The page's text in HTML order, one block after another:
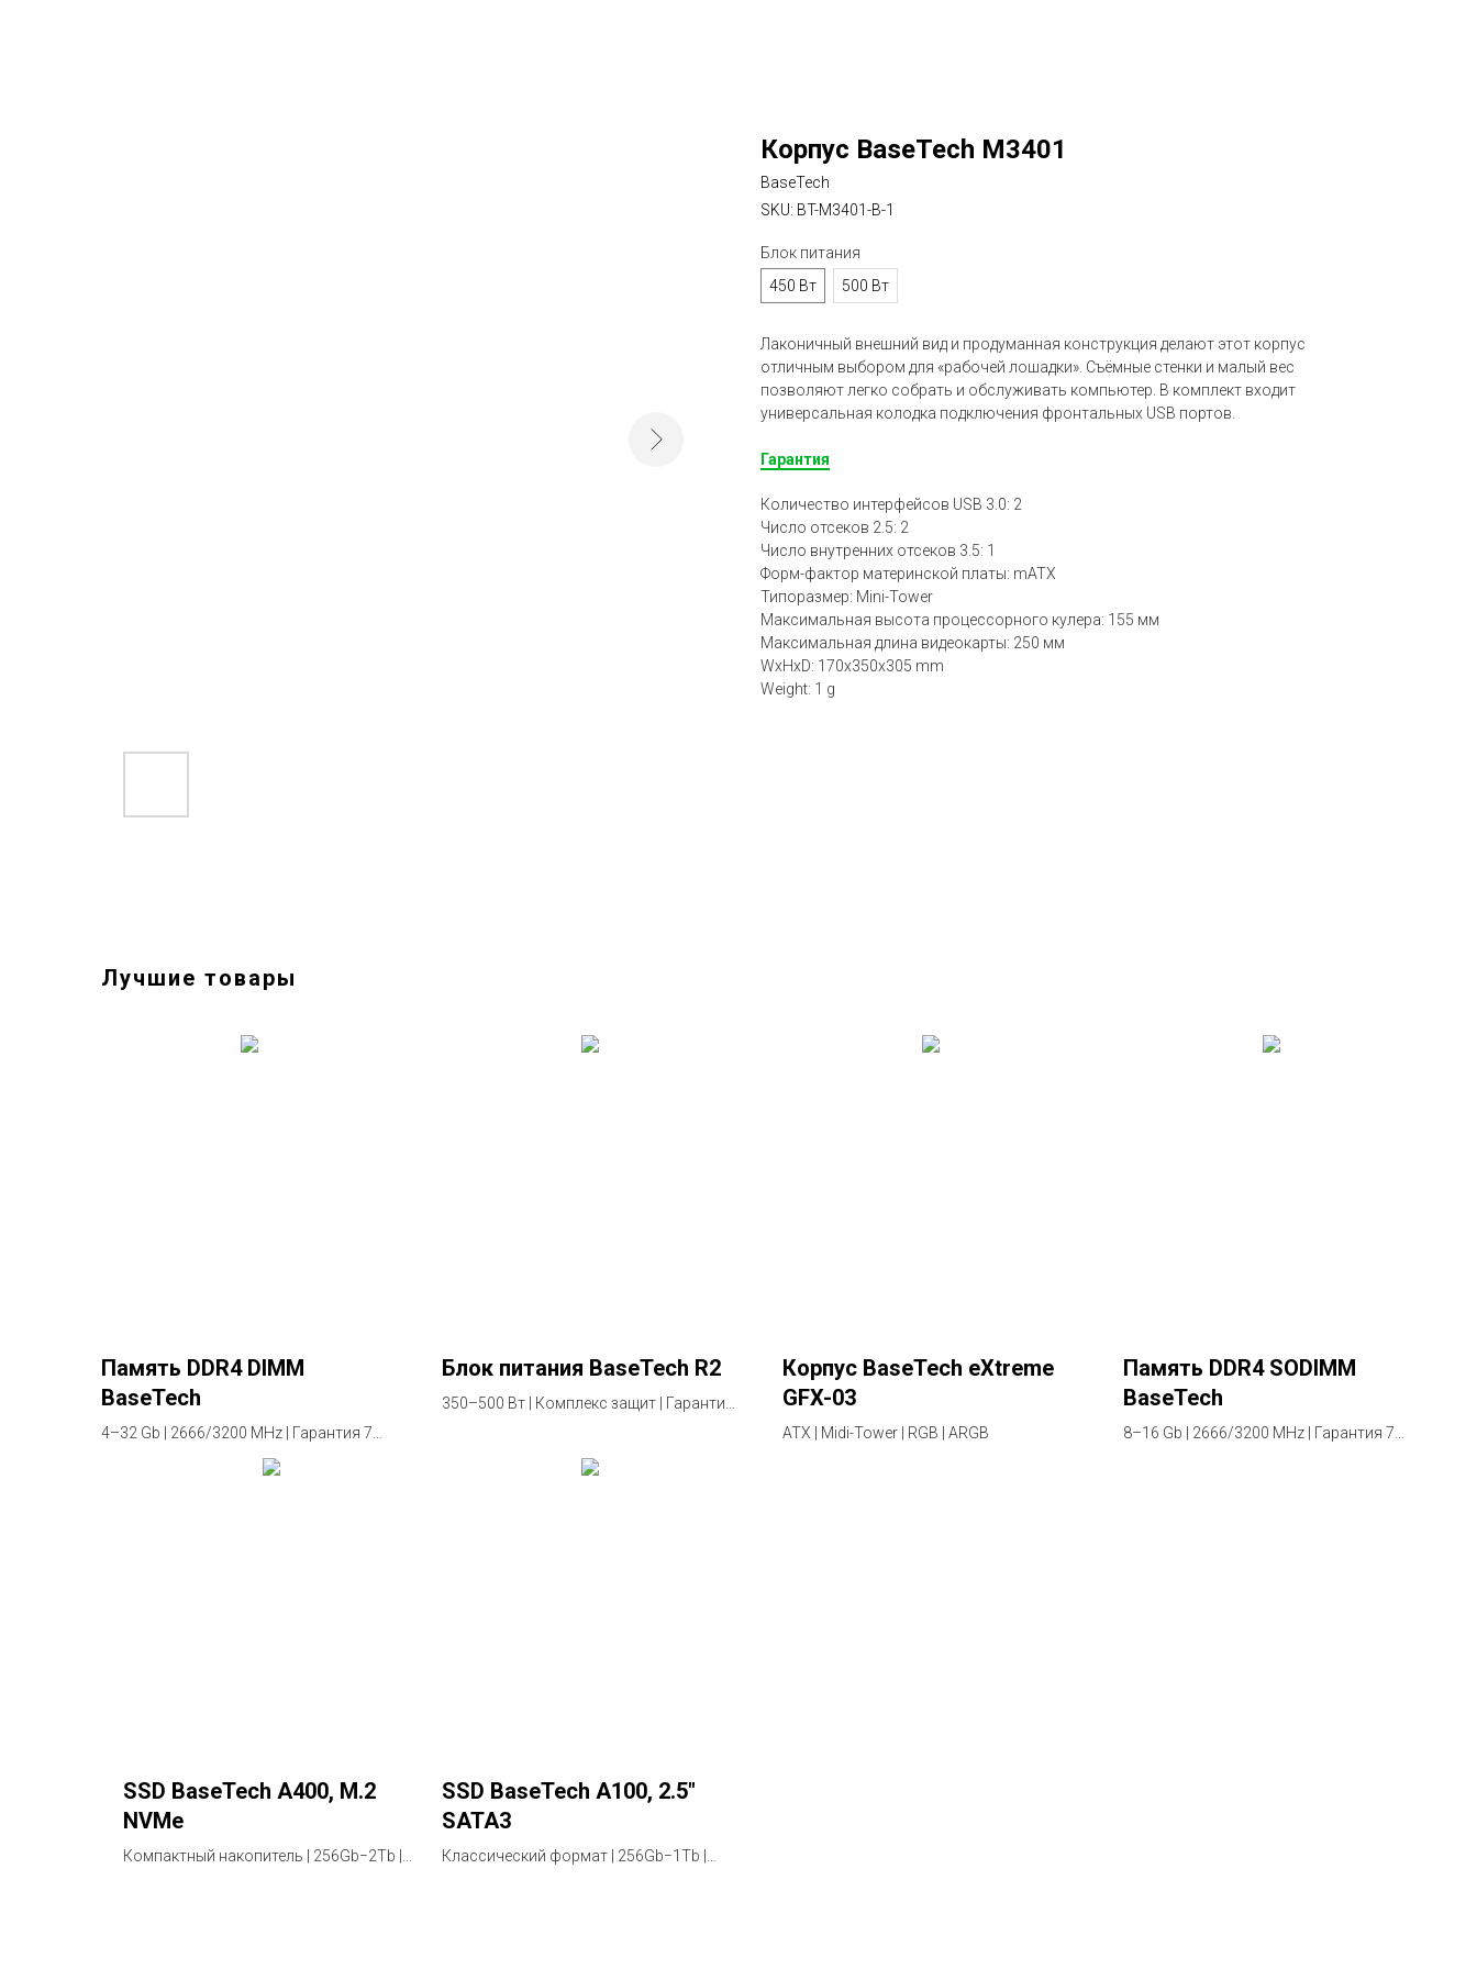
Корпус BaseTech M3401
BaseTech
SKU: BT-M3401-B-1
Блок питания
450 Вт
500 Вт
Лаконичный внешний вид и продуманная конструкция делают этот корпус
отличным выбором для «рабочей лошадки». Съёмные стенки и малый вес
позволяют легко собрать и обслуживать компьютер. В комплект входит
универсальная колодка подключения фронтальных USB портов.
Гарантия
Количество интерфейсов USB 3.0: 2
Число отсеков 2.5: 2
Число внутренних отсеков 3.5: 1
Форм-фактор материнской платы: mATX
Типоразмер: Mini-Tower
Максимальная высота процессорного кулера: 155 мм
Максимальная длина видеокарты: 250 мм
WxHxD: 170x350x305 mm
Weight: 1 g
Лучшие товары
Память DDR4 DIMM
BaseTech
4–32 Gb | 2666/3200 MHz | Гарантия 7
Блок питания BaseTech R2
350–500 Вт | Комплекс защит | Гарантия
Корпус BaseTech eXtreme
GFX-03
ATX | Midi-Tower | RGB | ARGB
Память DDR4 SODIMM
BaseTech
8–16 Gb | 2666/3200 MHz | Гарантия 7
SSD BaseTech A400, M.2
NVMe
Компактный накопитель | 256Gb−2Tb |
SSD BaseTech A100, 2.5"
SATA3
Классический формат | 256Gb−1Tb |